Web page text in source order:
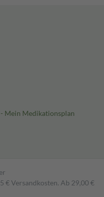
Mein Medikationsplan
€ Versandkosten. Ab 29,00 €